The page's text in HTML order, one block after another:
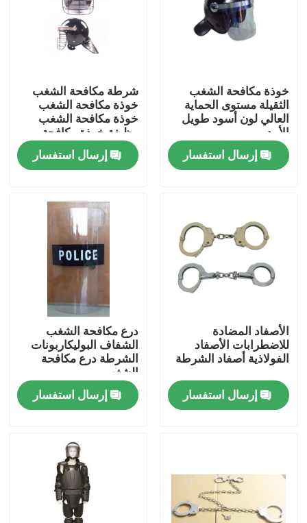
المنزل
المنتجات
مراقبة الجودة
أخبار
ملابس عسكرية تكتيكية
سترة عسكرية تكتيكية مضادة للرصاص
خوذة مكافحة الشغب
الثقيلة مستوى الحماية
العالي لون أسود طويل
الأمد
إرسال استفسار
شرطة مكافحة الشغب
خوذة مكافحة الشغب
خوذة مكافحة الشغب
وظيفة خوذة مكافحة
الشغب
إرسال استفسار
الأصفاد المضادة
للاضطرابات الأصفاد
الفولاذية أصفاد الشرطة
إرسال استفسار
درع مكافحة الشغب
الشفاف البوليكاربونات
الشرطة درع مكافحة
الشغب
إرسال استفسار